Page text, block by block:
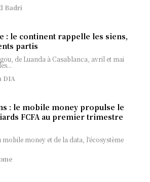
Badri
: le continent rappelle les siens,
partis
de Luanda à Casablanca, avril et mai
DIA
: le mobile money propulse le
FCFA au premier trimestre
money et de la data, l'écosystème